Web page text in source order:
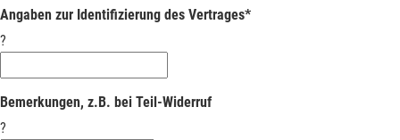
Angaben zur Identifizierung des Vertrages*
?
Bemerkungen, z.B. bei Teil-Widerruf
?